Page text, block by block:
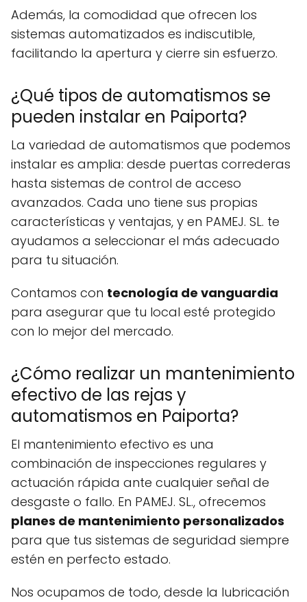
Además, la comodidad que ofrecen los
sistemas automatizados es indiscutible,
facilitando la apertura y cierre sin esfuerzo.
¿Qué tipos de automatismos se
pueden instalar en Paiporta?
La variedad de automatismos que podemos
instalar es amplia: desde puertas correderas
hasta sistemas de control de acceso
avanzados. Cada uno tiene sus propias
características y ventajas, y en PAMEJ. SL. te
ayudamos a seleccionar el más adecuado
para tu situación.
Contamos con tecnología de vanguardia
para asegurar que tu local esté protegido
con lo mejor del mercado.
¿Cómo realizar un mantenimiento
efectivo de las rejas y
automatismos en Paiporta?
El mantenimiento efectivo es una
combinación de inspecciones regulares y
actuación rápida ante cualquier señal de
desgaste o fallo. En PAMEJ. SL., ofrecemos
planes de mantenimiento personalizados
para que tus sistemas de seguridad siempre
estén en perfecto estado.
Nos ocupamos de todo, desde la lubricación